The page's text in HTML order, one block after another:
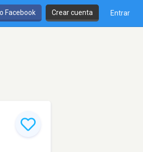
Facebook Crear cuenta Entrar